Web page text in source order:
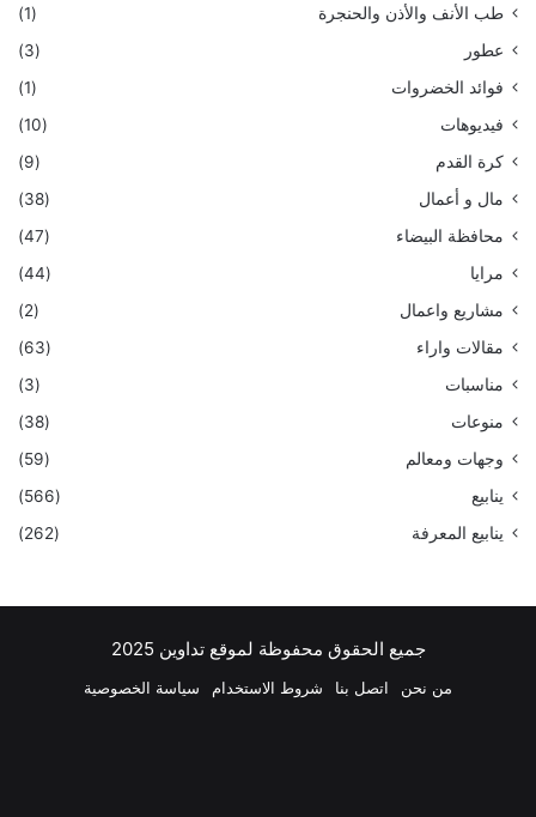
طب الأنف والأذن والحنجرة
(1)
عطور
(3)
فوائد الخضروات
(1)
فيديوهات
(10)
كرة القدم
(9)
مال و أعمال
(38)
محافظة البيضاء
(47)
مرايا
(44)
مشاريع واعمال
(2)
مقالات واراء
(63)
مناسبات
(3)
منوعات
(38)
وجهات ومعالم
(59)
ينابيع
(566)
ينابيع المعرفة
(262)
جميع الحقوق محفوظة لموقع تداوين 2025
من نحن اتصل بنا شروط الاستخدام سياسة الخصوصية